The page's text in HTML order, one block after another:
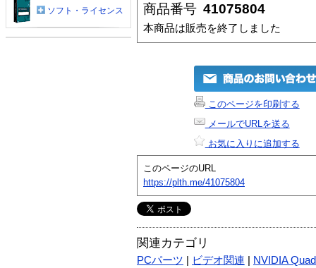
商品番号 41075804
本商品は販売を終了しました
このページを印刷する
メールでURLを送る
お気に入りに追加する
このページのURL
https://plth.me/41075804
関連カテゴリ
PCパーツ ビデオ関連 NVIDIA
ソフト・ライセンス